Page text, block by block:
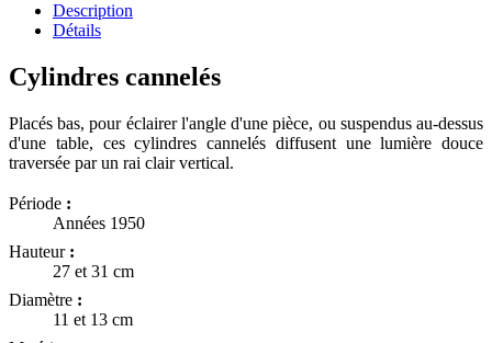
Description
Détails
Cylindres cannelés
Placés bas, pour éclairer l'angle d'une pièce, ou suspendus au-dessus
d'une table, ces cylindres cannelés diffusent une lumière douce
traversée par un rai clair vertical.
Période :
Années 1950
Hauteur :
27 et 31 cm
Diamètre :
11 et 13 cm